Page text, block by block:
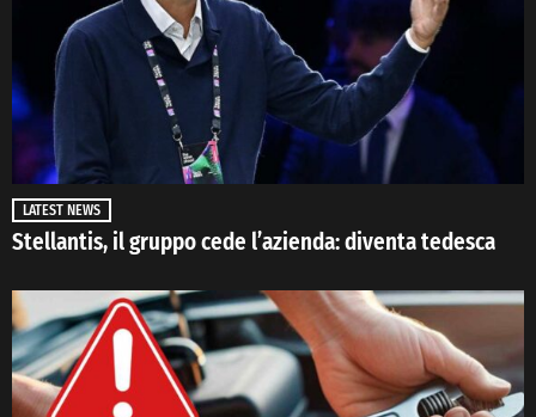
LATEST NEWS
Stellantis, il gruppo cede l’azienda: diventa tedesca